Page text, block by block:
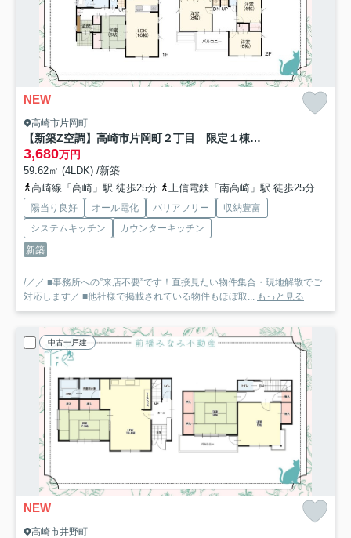
NEW
高崎市片岡町
【新築Z空調】高崎市片岡町２丁目 限定１棟 新築建売
3,680万円
59.62㎡ (4LDK) /新築
高崎線「高崎」駅 徒歩25分
上信電鉄「南高崎」駅 徒歩25分
陽当り良好 オール電化 バリアフリー
収納豊富
システムキッチン
カウンターキッチン
新築
/／／ ■事務所への”来店不要”です！直接見たい物件集合・現地解散でご
対応します／ ■他社様で掲載されている物件もほぼ取...
もっと見る
中古一戸建
NEW
高崎市井野町